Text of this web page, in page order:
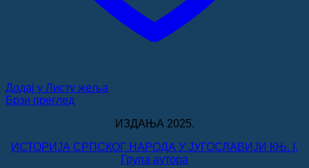
Додај у Листу жеља
Брзи преглед
ИЗДАЊА 2025.
ИСТОРИЈА СРПСКОГ НАРОДА У ЈУГОСЛАВИЈИ КЊ. I,
Група аутора